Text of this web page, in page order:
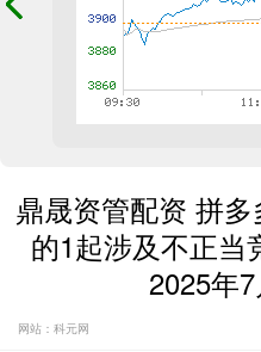
鼎晟资管配资 拼
的1起涉及不正当
2025年
网站：科元网